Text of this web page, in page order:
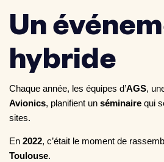
Un
hybride
Chaque année, les équipes d’AGS,
Avionics, planifient un séminaire qui
sites.
En 2022, c’était le moment de
Toulouse.